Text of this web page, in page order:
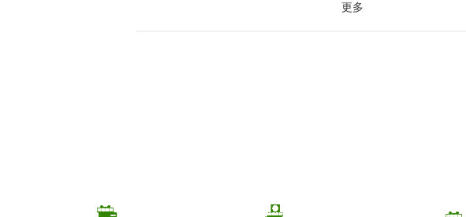
更多